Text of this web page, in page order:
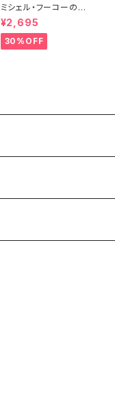
ミシェル・フーコーの思
考体系
¥2,695
30%OFF